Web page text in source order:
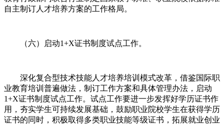
自主制订人才培养方案的工作格局。
（六）启动1+X证书制度试点工作。
深化复合型技术技能人才培养培训模式改革，借鉴国际职
业教育培训普遍做法，制订工作方案和具体管理办法，启动
1+X证书制度试点工作。试点工作要进一步发挥好学历证书作
用，夯实学生可持续发展基础，鼓励职业院校学生在获得学历
证书的同时，积极取得多类职业技能等级证书，拓展就业创业